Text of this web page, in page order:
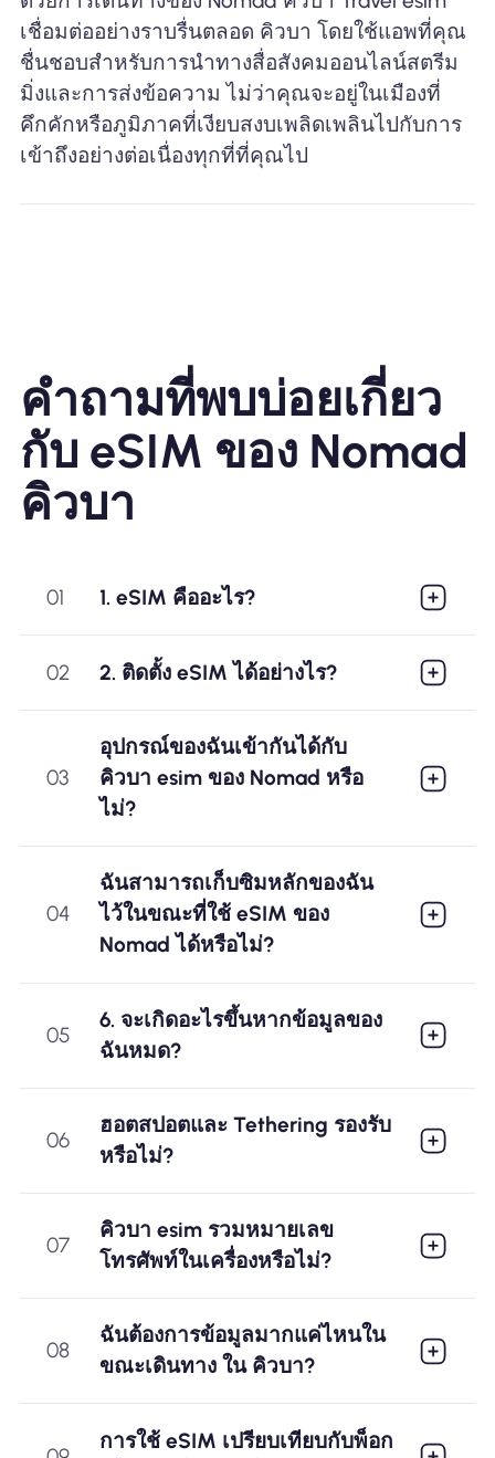
เชื่อมต่ออย่างราบรื่นตลอด คิวบา โดยใช้แอพที่คุณ
ชื่นชอบสำหรับการนำทางสื่อสังคมออนไลน์สตรีม
มิ่งและการส่งข้อความ ไม่ว่าคุณจะอยู่ในเมืองที่
คึกคักหรือภูมิภาคที่เงียบสงบเพลิดเพลินไปกับการ
เข้าถึงอย่างต่อเนื่องทุกที่ที่คุณไป
คำถามที่พบบ่อยเกี่ยว
กับ eSIM ของ Nomad
คิวบา
01 1. eSIM คืออะไร?
02 2. ติดตั้ง eSIM ได้อย่างไร?
03
อุปกรณ์ของฉันเข้ากันได้กับ
คิวบา esim ของ Nomad หรือ
ไม่?
04
ฉันสามารถเก็บซิมหลักของฉัน
ไว้ในขณะที่ใช้ eSIM ของ
Nomad ได้หรือไม่?
05
6. จะเกิดอะไรขึ้นหากข้อมูลของ
ฉันหมด?
06
ฮอตสปอตและ Tethering รองรับ
หรือไม่?
07
คิวบา esim รวมหมายเลข
โทรศัพท์ในเครื่องหรือไม่?
08
ฉันต้องการข้อมูลมากแค่ไหนใน
ขณะเดินทาง ใน คิวบา?
การใช้ eSIM เปรียบเทียบกับพ็อก